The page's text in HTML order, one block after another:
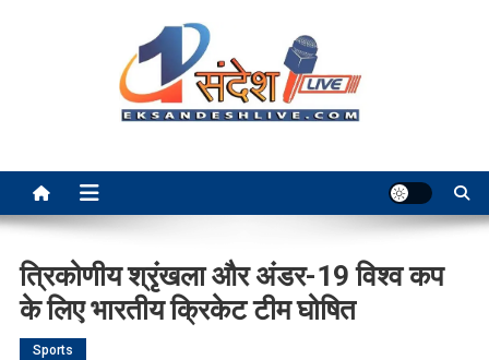
त्रिकोणीय श्रृंखला और अंडर-19 विश्व कप
के लिए भारतीय क्रिकेट टीम घोषित
Sports